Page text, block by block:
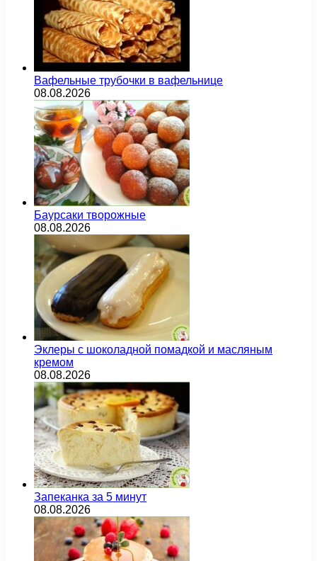
Вафельные трубочки в вафельнице
08.08.2026
Баурсаки творожные
08.08.2026
Эклеры с шоколадной помадкой и масляным
кремом
08.08.2026
Запеканка за 5 минут
08.08.2026